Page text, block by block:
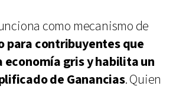
como mecanismo de
para contribuyentes que
economía gris y habilita un
de Ganancias. Quien